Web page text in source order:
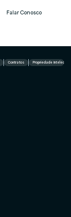
Falar Conosco
Contratos Propriedade Intelectual